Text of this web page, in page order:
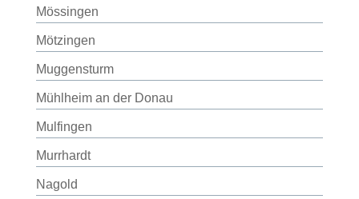
Mössingen
Mötzingen
Muggensturm
Mühlheim an der Donau
Mulfingen
Murrhardt
Nagold